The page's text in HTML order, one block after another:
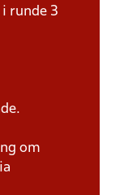
runde 3
om